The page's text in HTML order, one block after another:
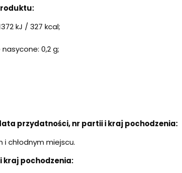
kJ / 327 kcal;
0,2 g;
przydatności, nr partii i kraj pochodzenia:
chłodnym miejscu.
kraj pochodzenia: